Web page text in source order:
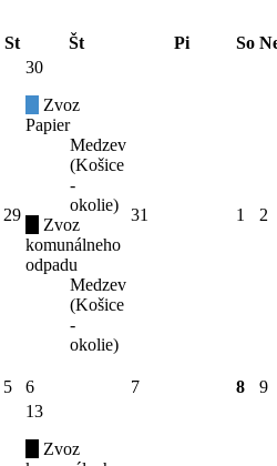
St Št Pi So
29
30
Zvoz
Papier
Medzev
(Košice
-
okolie)
Zvoz
komunálneho
odpadu
Medzev
(Košice
-
okolie)
31 1 2
5 6 7 8
9
13
Zvoz